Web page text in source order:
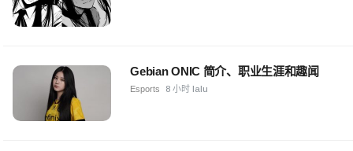
Gebian ONIC 简介、职业生涯和趣闻
Esports 8 小时 lalu